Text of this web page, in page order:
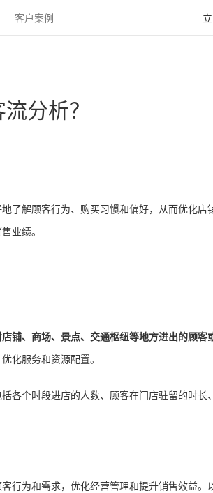
客户案例
分析？
了解顾客行为、购买习惯和偏好，从而优化
业绩。
铺、商场、景点、交通枢纽等地方进出的顾客
化服务和资源配置。
各个时段进店的人数、顾客在门店驻留的时
为和需求，优化经营管理和提升销售效益。